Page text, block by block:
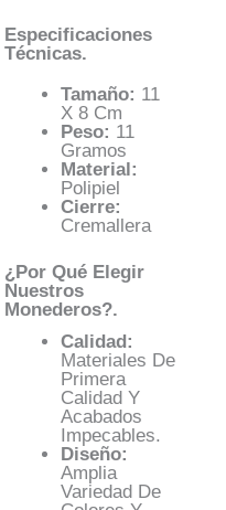
Especificaciones
Técnicas.
Tamaño: 11
X 8 Cm
Peso: 11
Gramos
Material:
Polipiel
Cierre:
Cremallera
¿Por Qué Elegir
Nuestros
Monederos?.
Calidad:
Materiales De
Primera
Calidad Y
Acabados
Impecables.
Diseño:
Amplia
Variedad De